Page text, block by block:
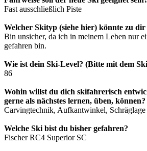
Fast ausschließlich Piste
Welcher Skityp (siehe hier) könnte zu dir
Bin unsicher, da ich in meinem Leben nur
gefahren bin.
Wie ist dein Ski-Level? (Bitte mit dem
86
Wohin willst du dich skifahrerisch
gerne als nächstes lernen, üben, können?
Carvingtechnik, Aufkantwinkel, Schräglage
Welche Ski bist du bisher gefahren?
Fischer RC4 Superior SC